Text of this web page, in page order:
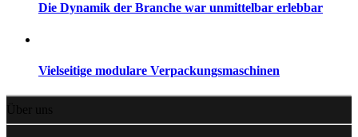
Die Dynamik der Branche war unmittelbar erlebbar
Vielseitige modulare Verpackungsmaschinen
Über uns